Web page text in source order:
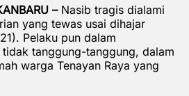
–Nasib tragis dialami
yang tewas usai dihajar
Pelaku pun dalam
tanggung-tanggung, dalam
warga Tenayan Raya yang